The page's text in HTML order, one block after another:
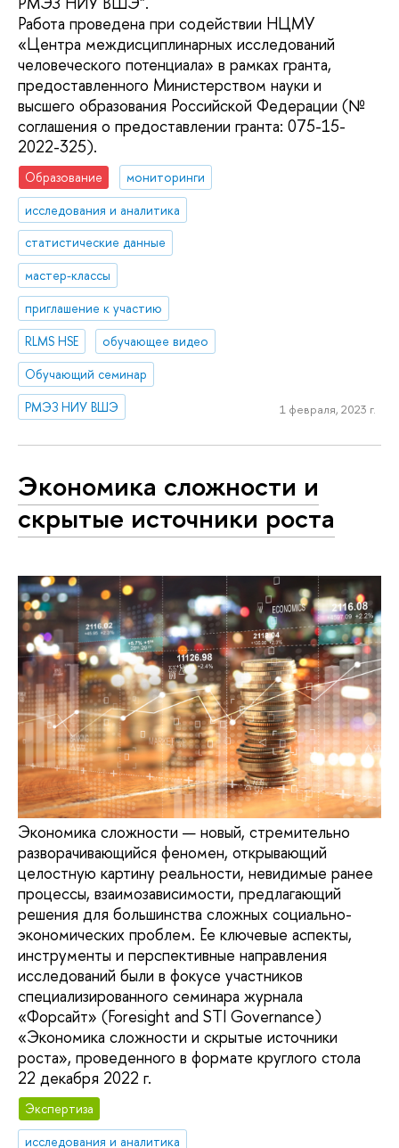
Работа проведена при содействии НЦМУ
«Центра междисциплинарных исследований
человеческого потенциала» в рамках гранта,
предоставленного Министерством науки и
высшего образования Российской Федерации (№
соглашения о предоставлении гранта: 075-15-
2022-325).
Образование
мониторинги
исследования и аналитика
статистические данные
мастер-классы
приглашение к участию
RLMS HSE
обучающее видео
Обучающий семинар
РМЭЗ НИУ ВШЭ
1 февраля, 2023 г.
Экономика сложности и
скрытые источники роста
Экономика сложности — новый, стремительно
разворачивающийся феномен, открывающий
целостную картину реальности, невидимые ранее
процессы, взаимозависимости, предлагающий
решения для большинства сложных социально-
экономических проблем. Ее ключевые аспекты,
инструменты и перспективные направления
исследований были в фокусе участников
специализированного семинара журнала
«Форсайт» (Foresight and STI Governance)
«Экономика сложности и скрытые источники
роста», проведенного в формате круглого стола
22 декабря 2022 г.
Экспертиза
исследования и аналитика